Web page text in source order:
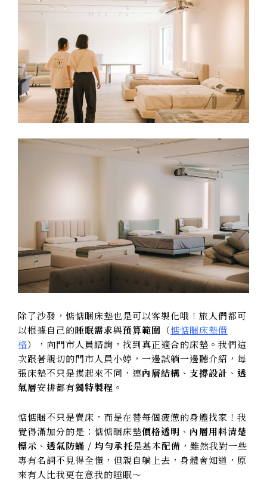
除了沙發，惦惦睏床墊也是可以客製化哦！旅人們都可
以根據自己的睡眠需求與預算範圍 （惦惦睏床墊價
格），向門市人員諮詢，找到真正適合的床墊。我們這
次跟著親切的門市人員小婷，一邊試躺一邊聽介紹，每
張床墊不只是摸起來不同，連內層結構 、 支撐設計 、 透
氣層安排都有獨特製程 。
惦惦睏不只是賣床，而是在替每個疲憊的身體找家！我
覺得滿加分的是：惦惦睏床墊價格透明 、 內層用料清楚
標示 、 透氣防蟎 / 均勻承托是基本配備，雖然我對一些
專有名詞不見得全懂，但親自躺上去，身體會知道，原
來有人比我更在意我的睡眠～